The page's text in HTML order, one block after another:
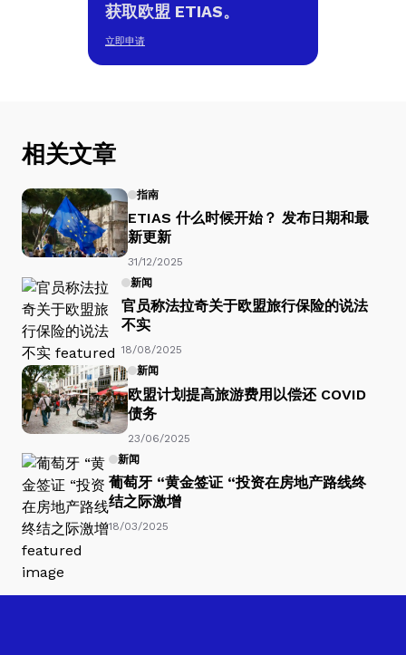
获取欧盟 ETIAS。
立即申请
相关文章
指南
ETIAS 什么时候开始？ 发布日期和最
新更新
31/12/2025
新闻
官员称法拉奇关于欧盟旅行保险的说法
不实
18/08/2025
新闻
欧盟计划提高旅游费用以偿还 COVID
债务
23/06/2025
新闻
葡萄牙 “黄金签证 “投资在房地产路线终
结之际激增
18/03/2025